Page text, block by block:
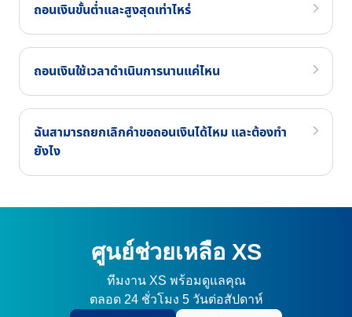
ถอนเงินขั้นต่ำและสูงสุดเท่าไหร่
ถอนเงินใช้เวลาดำเนินการนานแค่ไหน
ฉันสามารถยกเลิกคำขอถอนเงินได้ไหม และต้องทำ
ยังไง
ศูนย์ช่วยเหลือ XS
ทีมงาน XS พร้อมดูแลคุณ
ตลอด 24 ชั่วโมง 5 วันต่อสัปดาห์